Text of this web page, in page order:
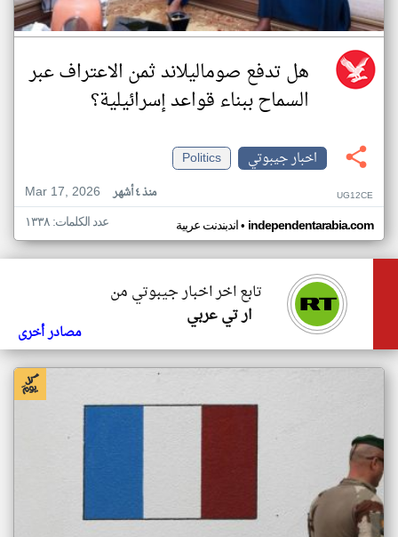
هل تدفع صوماليلاند ثمن الاعتراف عبر
السماح ببناء قواعد إسرائيلية؟
اخبار جيبوتي
Politics
Mar 17, 2026
منذ ٤ أشهر UG12CE
اندبندنت عربية• independentarabia.com عدد الكلمات: ١٣٣٨
تابع اخر اخبار جيبوتي من
ار تي عربي
مصادر أخرى